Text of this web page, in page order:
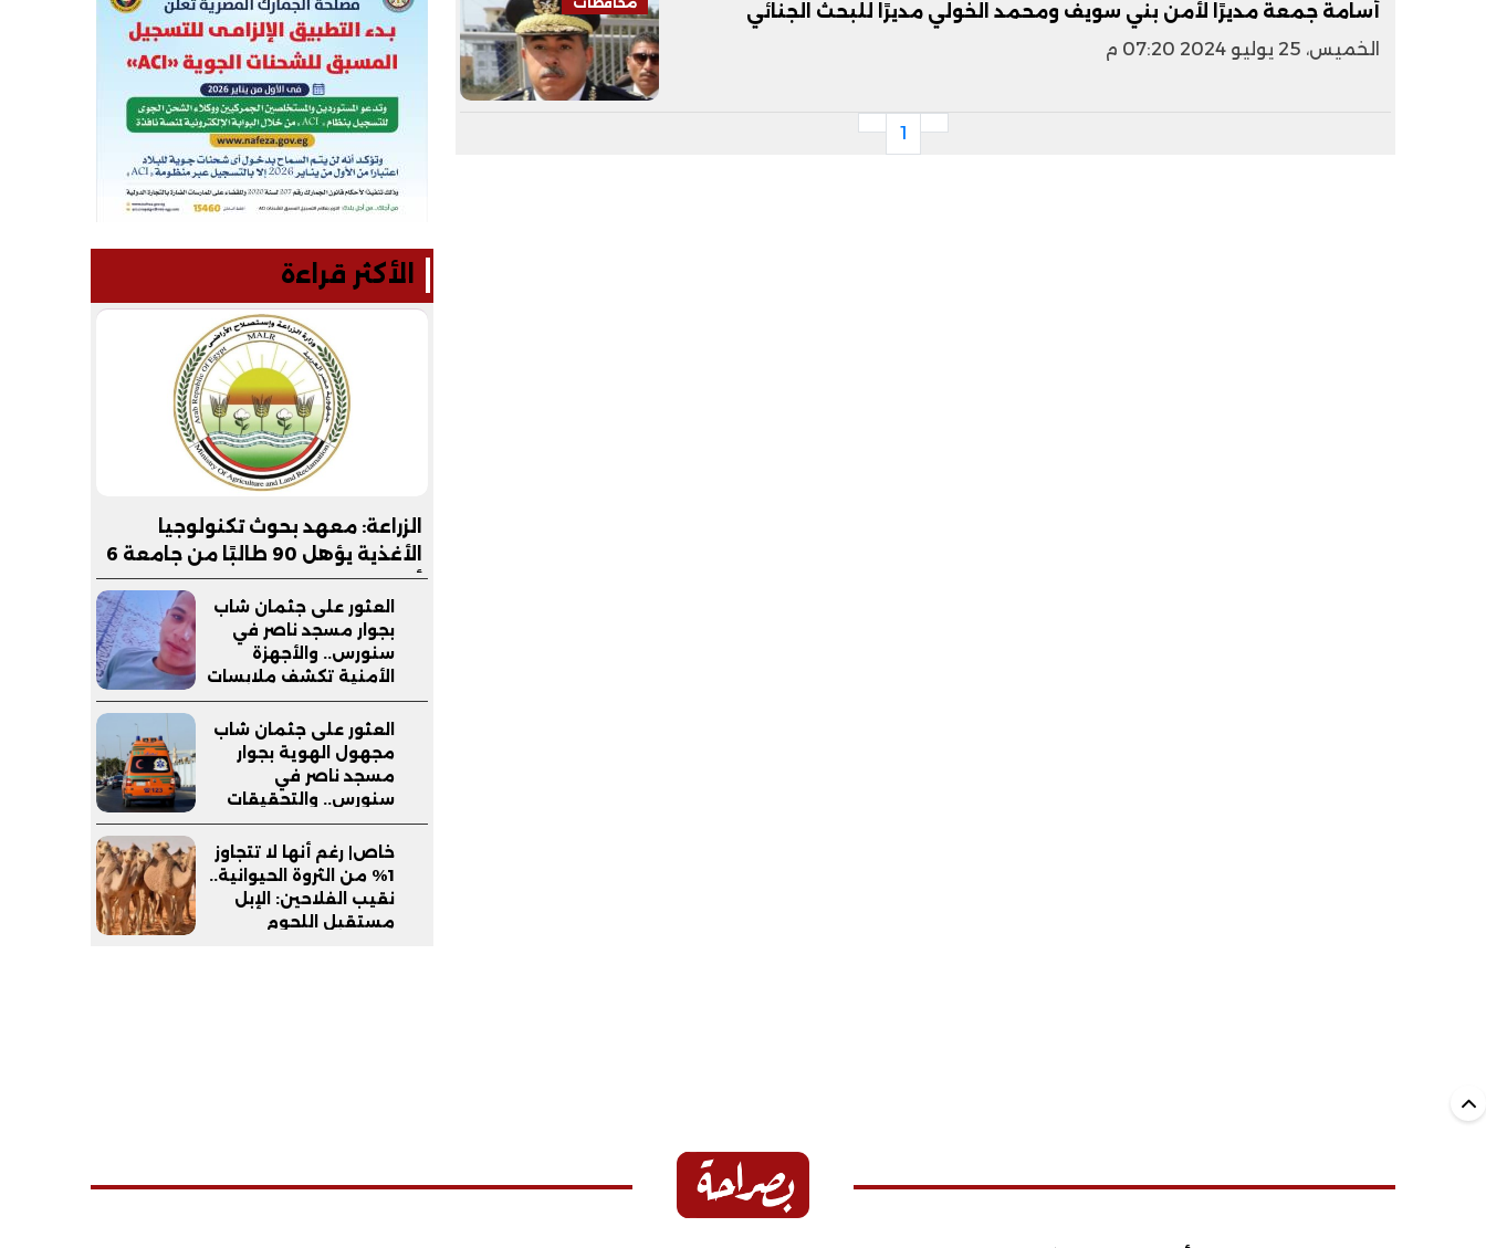
أسامة جمعة مديرًا لأمن بني سويف ومحمد الخولي مديرًا للبحث الجنائي
الخميس، 25 يوليو 2024 07:20 م
1
الأكثر قراءة
الزراعة: معهد بحوث تكنولوجيا
الأغذية يؤهل 90 طالبًا من جامعة 6
أكتوبر التكنولوجية لسوق العمل
العثور على جثمان شاب
بجوار مسجد ناصر في
سنورس.. والأجهزة
الأمنية تكشف ملابسات
الواقعة
العثور على جثمان شاب
مجهول الهوية بجوار
مسجد ناصر في
سنورس.. والتحقيقات
تكشف ملابسات
الواقعة
خاص| رغم أنها لا تتجاوز
1% من الثروة الحيوانية..
نقيب الفلاحين: الإبل
مستقبل اللحوم